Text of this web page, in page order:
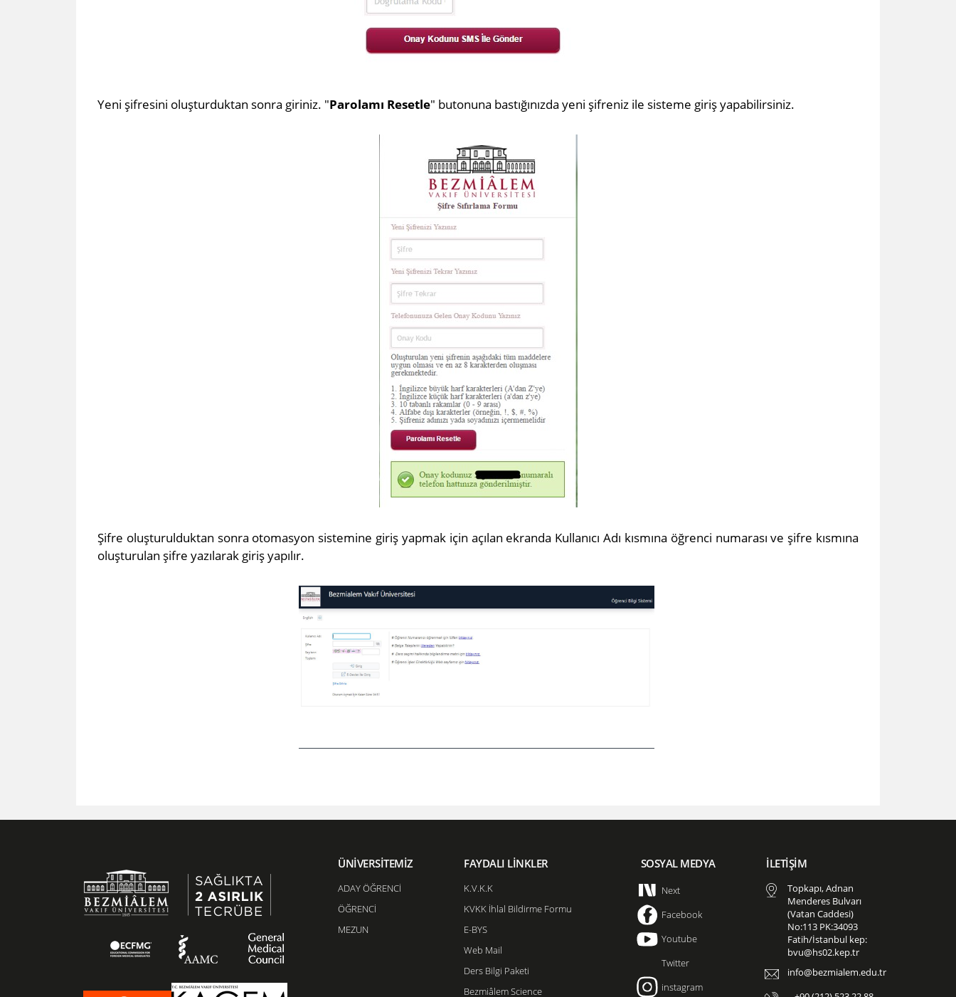
Yeni şifresini oluşturduktan sonra giriniz. "Parolamı Resetle" butonuna bastığınızda yeni şifreniz ile sisteme giriş yapabilirsiniz.
Şifre oluşturulduktan sonra otomasyon sistemine giriş yapmak için açılan ekranda Kullanıcı Adı kısmına öğrenci numarası ve şifre kısmına
oluşturulan ş​ifre yazılarak giriş yapılır.
ÜNİVERSİTEMİZ
ADAY ÖĞRENCİ
ÖĞRENCİ
MEZUN
FAYDALI LİNKLER
K.V.K.K
KVKK İhlal Bildirme Formu
E-BYS
Web Mail
Ders Bilgi Paketi
Bezmiâlem Science
SOSYAL MEDYA
Next
Facebook
Youtube
Twitter
instagram
İLETİŞİM
Topkapı, Adnan
Menderes Bulvarı
(Vatan Caddesi)
No:113 PK:34093
Fatih/İstanbul kep:
bvu@hs02.kep.tr
info@bezmialem.edu.tr